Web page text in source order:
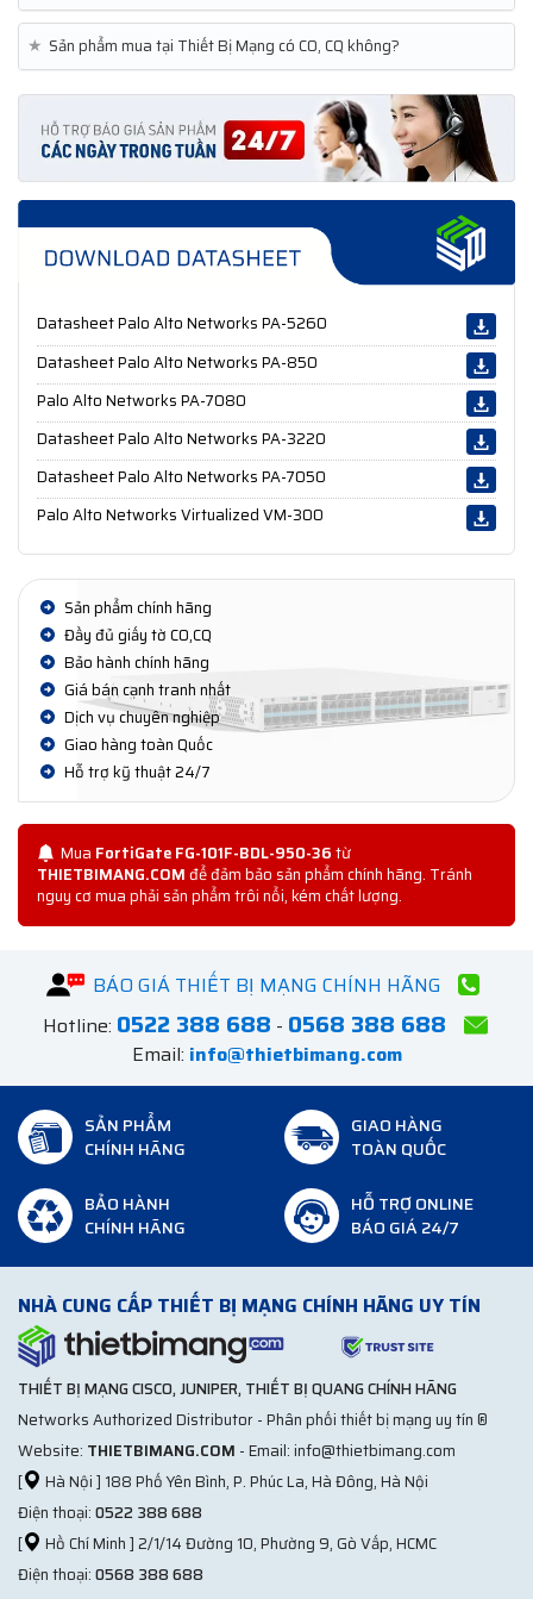
★ Sản phẩm mua tại Thiết Bị Mạng có CO, CQ không?
Datasheet Palo Alto Networks PA-5260
Datasheet Palo Alto Networks PA-850
Palo Alto Networks PA-7080
Datasheet Palo Alto Networks PA-3220
Datasheet Palo Alto Networks PA-7050
Palo Alto Networks Virtualized VM-300
Sản phẩm chính hãng
Đầy đủ giấy tờ CO,CQ
Bảo hành chính hãng
Giá bán cạnh tranh nhất
Dịch vụ chuyên nghiệp
Giao hàng toàn Quốc
Hỗ trợ kỹ thuật 24/7
Mua FortiGate FG-101F-BDL-950-36từ
THIETBIMANG.COMđể đảm bảo sản phẩm chính hãng. Tránh
nguy cơ mua phải sản phẩm trôi nổi, kém chất lượng.
BÁO GIÁ THIẾT BỊ MẠNG CHÍNH HÃNG
Hotline: 0522 388 688 - 0568 388 688
Email: info@thietbimang.com
SẢN PHẨM
CHÍNH HÃNG
GIAO HÀNG
TOÀN QUỐC
BẢO HÀNH
CHÍNH HÃNG
HỖ TRỢ ONLINE
BÁO GIÁ 24/7
NHÀ CUNG CẤP THIẾT BỊ MẠNG CHÍNH HÃNG UY TÍN
THIẾT BỊ MẠNG CISCO, JUNIPER, THIẾT BỊ QUANG CHÍNH HÃNG
Networks Authorized Distributor - Phân phối thiết bị mạng uy tín ®
Website: THIETBIMANG.COM - Email: info@thietbimang.com
[
Hà Nội ] 188 Phố Yên Bình, P. Phúc La, Hà Đông, Hà Nội
Điện thoại:0522 388 688
[
Hồ Chí Minh ] 2/1/14 Đường 10, Phường 9, Gò Vấp, HCMC
Điện thoại:0568 388 688